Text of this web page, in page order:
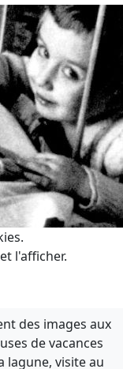
l'afficher.
des images aux
de vacances
lagune, visite au